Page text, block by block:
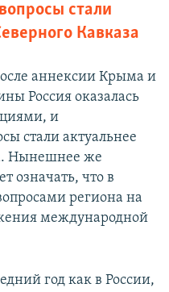
стали
Кавказа
аннексии Крыма и
Россия оказалась
и
стали актуальнее
Нынешнее же
означать, что в
региона на
международной
год как в России,